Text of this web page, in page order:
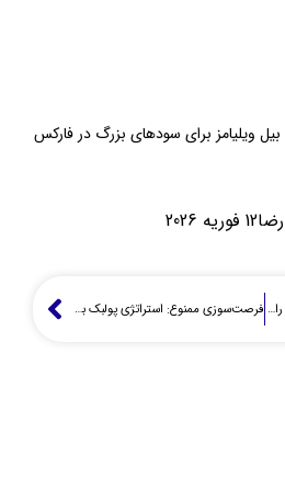
بیل ویلیامز برای سودهای بزرگ در فارکس
12 فوریه 2026
شاخص‌های اقتصادی فارکس: نقشه راه تریدرهای حرفه‌ای برای شکار سود فرصت‌سوزی ممنوع: استراتژی پولبک برای حداکثر سود در فارکس